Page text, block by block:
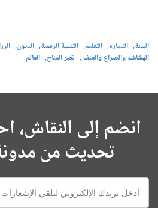
البيئة التجارة التعليم التنمية الرقمية الديون
الهشاشة والصراع والعنف
تغير المناخ العالم
انضم إلى
تحديث من
E-
mail: